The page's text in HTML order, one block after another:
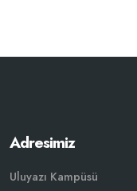
Adresimiz
Uluyazı Kampüsü